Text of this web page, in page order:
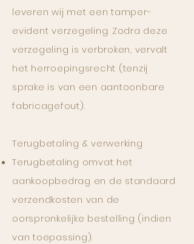
leveren wij met een tamper-
evident verzegeling. Zodra deze
verzegeling is verbroken, vervalt
het herroepingsrecht (tenzij
sprake is van een aantoonbare
fabricagefout).
Terugbetaling & verwerking
Terugbetaling omvat het
aankoopbedrag en de standaard
verzendkosten van de
oorspronkelijke bestelling (indien
van toepassing).